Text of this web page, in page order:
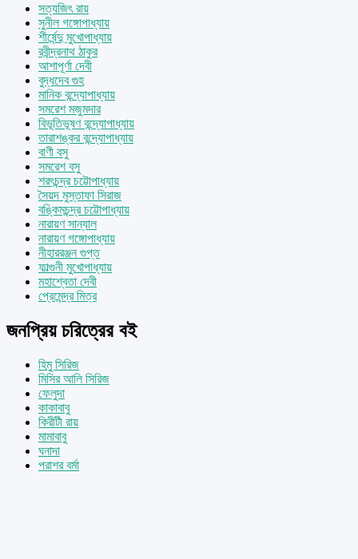
সত্যজিৎ রায়
সুনীল গঙ্গোপাধ্যায়
শীর্ষেন্দু মুখোপাধ্যায়
রবীন্দ্রনাথ ঠাকুর
আশাপূর্ণা দেবী
বুদ্ধদেব গুহ
মানিক বন্দ্যোপাধ্যায়
সমরেশ মজুমদার
বিভূতিভূষণ বন্দ্যোপাধ্যায়
তারাশঙ্কর বন্দ্যোপাধ্যায়
বাণী বসু
সমরেশ বসু
শরৎচন্দ্র চট্টোপাধ্যায়
সৈয়দ মুস্তাফা সিরাজ
বঙ্কিমচন্দ্র চট্টোপাধ্যায়
নারায়ণ সান্যাল
নারায়ণ গঙ্গোপাধ্যায়
নীহাররঞ্জন গুপ্ত
ফাল্গুনী মুখোপাধ্যায়
মহাশ্বেতা দেবী
প্রেমেন্দ্র মিত্র
জনপ্রিয় চরিত্রের বই
হিমু সিরিজ
মিসির আলি সিরিজ
ফেলুদা
কাকাবাবু
কিরীটী রায়
মামাবাবু
ঘনাদা
পরাশর বর্মা